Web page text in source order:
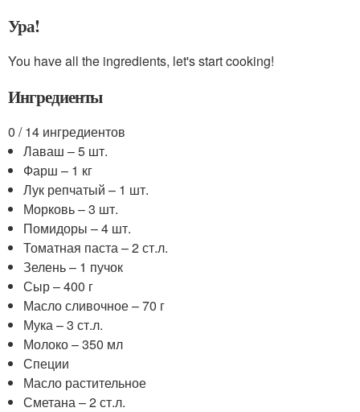
Ура!
You have all the ingredients, let's start cooking!
Ингредиенты
0 / 14 ингредиентов
Лаваш – 5 шт.
Фарш – 1 кг
Лук репчатый – 1 шт.
Морковь – 3 шт.
Помидоры – 4 шт.
Томатная паста – 2 ст.л.
Зелень – 1 пучок
Сыр – 400 г
Масло сливочное – 70 г
Мука – 3 ст.л.
Молоко – 350 мл
Специи
Масло растительное
Сметана – 2 ст.л.